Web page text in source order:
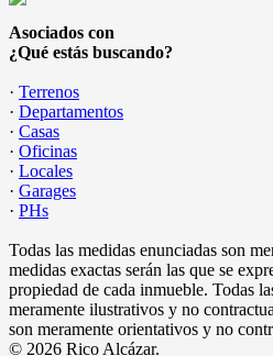
Asociados con
¿Qué estás buscando?
· Terrenos
· Departamentos
· Casas
· Oficinas
· Locales
· Garages
· PHs
Todas las medidas enunciadas son
medidas exactas serán las que se
propiedad de cada inmueble. Todas
meramente ilustrativos y no
son meramente orientativos y no
© 2026 Rico Alcázar.